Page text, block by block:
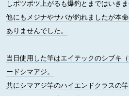
しポツポツ上がるも爆釣とまではいきま
他にもメジナやサバが釣れましたが本
ありませんでした。
当日使用した竿はエイテックのシブキ
ードシマアジ。
共にシマアジ竿のハイエンドクラスの